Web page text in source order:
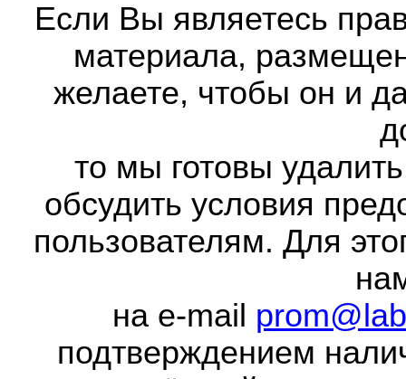
Если Вы являетесь
материала,
желаете, чтобы он и
то мы готовы
обсудить условия
пользователям. Для
на e-mail
подтверждением